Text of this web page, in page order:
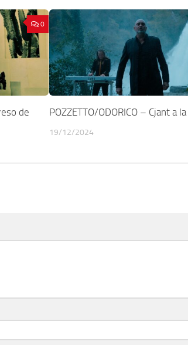
0
de
POZZETTO/ODORICO – Cjant a
19/12/2024